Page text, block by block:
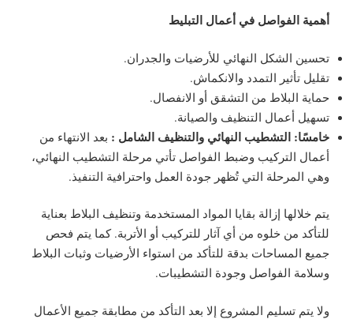
أهمية الفواصل في أعمال التبليط
تحسين الشكل النهائي للأرضيات والجدران.
تقليل تأثير التمدد والانكماش.
حماية البلاط من التشقق أو الانفصال.
تسهيل أعمال التنظيف والصيانة.
خامسًا: التشطيب النهائي والتنظيف الشامل : بعد الانتهاء من
أعمال التركيب وضبط الفواصل تأتي مرحلة التشطيب النهائي،
وهي المرحلة التي تُظهر جودة العمل واحترافية التنفيذ.
يتم خلالها إزالة بقايا المواد المستخدمة وتنظيف البلاط بعناية
للتأكد من خلوه من أي آثار للتركيب أو الأتربة. كما يتم فحص
جميع المساحات بدقة للتأكد من استواء الأرضيات وثبات البلاط
وسلامة الفواصل وجودة التشطيبات.
ولا يتم تسليم المشروع إلا بعد التأكد من مطابقة جميع الأعمال